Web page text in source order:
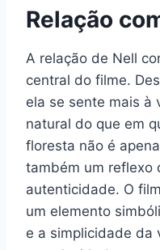
Relação
A relação de Nell
central do filme.
ela se sente mais à
natural do que em
floresta não é
também um reflexo
autenticidade. O
um elemento
e a simplicidade da